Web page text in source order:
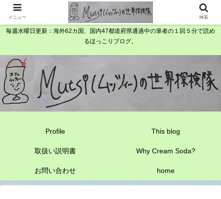
毎週水曜日更新：海外62カ国、国内47都道府県通過中の筆者の１回５分で読め
るほっこりブログ。
Profile This blog
取扱い説明書 Why Cream Soda?
お問い合わせ home
メニュー 検索